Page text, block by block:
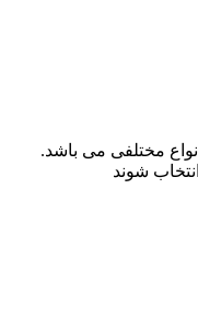
مختلفی می باشد.
شوند